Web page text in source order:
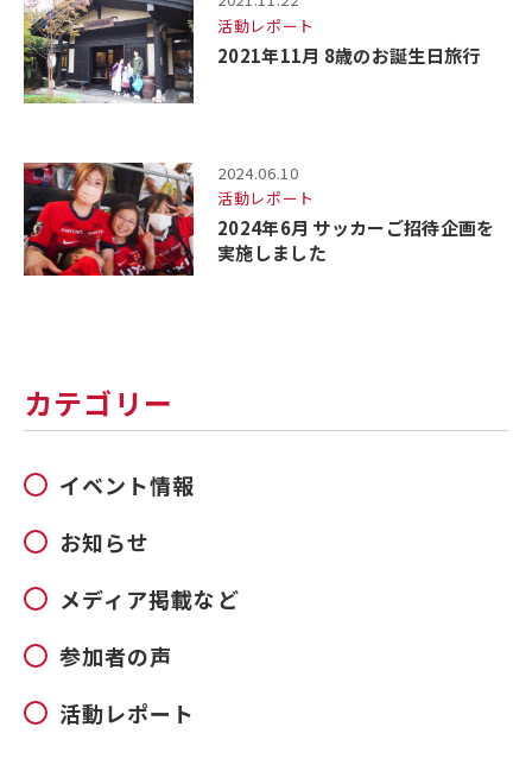
活動レポート
2021年11月 8歳のお誕生日旅行
2024.06.10
活動レポート
2024年6月 サッカーご招待企画を
実施しました
カテゴリー
イベント情報
お知らせ
メディア掲載など
参加者の声
活動レポート